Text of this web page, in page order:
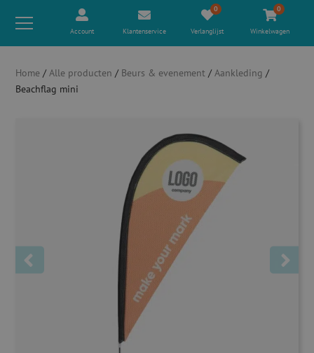
Account Klantenservice
0
Verlanglijst
0
Winkelwagen
Home / Alle producten / Beurs & evenement / Aankleding /
Beachflag mini